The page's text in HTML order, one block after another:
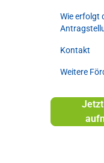
Wie erfolgt
Kontakt
Weitere